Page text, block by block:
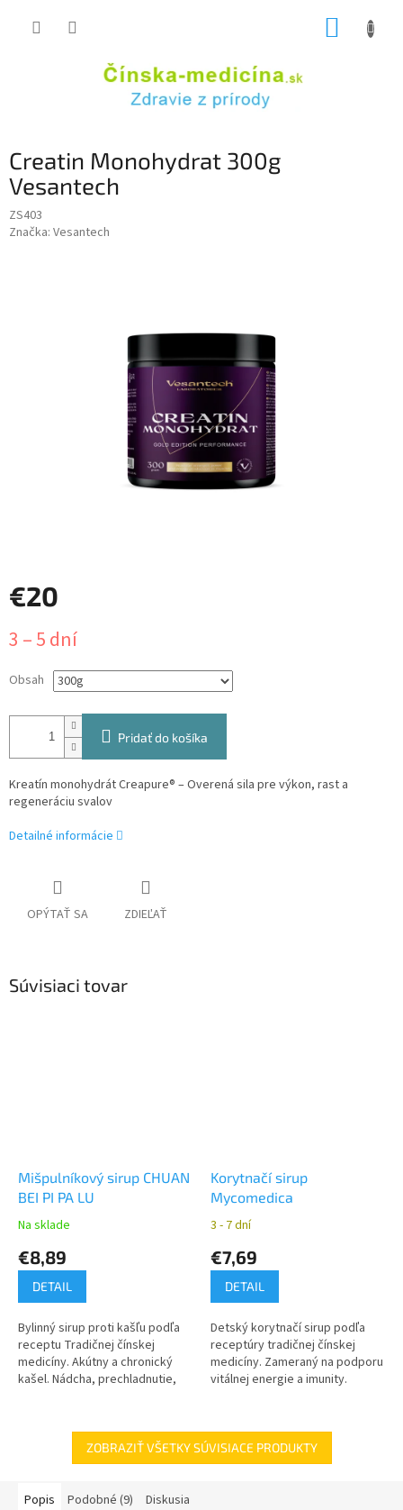
Creatin Monohydrat 300g
Vesantech
ZS403
Značka: Vesantech
€20
cena:
3 – 5 dní
Obsah
Pridať do košíka
Kreatín monohydrát Creapure® – Overená sila pre výkon, rast a
regeneráciu svalov
Detailné informácie
OPÝTAŤ SA ZDIEĽAŤ
Súvisiaci tovar
Mišpulníkový sirup CHUAN
BEI PI PA LU
Na sklade
€8,89
DETAIL
Bylinný sirup proti kašľu podľa
receptu Tradičnej čínskej
medicíny. Akútny a chronický
kašel. Nádcha, prechladnutie,
Korytnačí sirup
Mycomedica
3 - 7 dní
€7,69
DETAIL
Detský korytnačí sirup podľa
receptúry tradičnej čínskej
medicíny. Zameraný na podporu
vitálnej energie a imunity.
ZOBRAZIŤ VŠETKY SÚVISIACE PRODUKTY
Popis Podobné (9) Diskusia